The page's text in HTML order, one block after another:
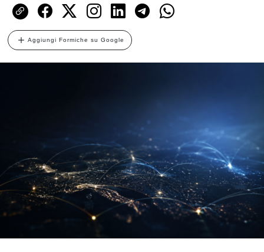
Aggiungi Formiche su Google